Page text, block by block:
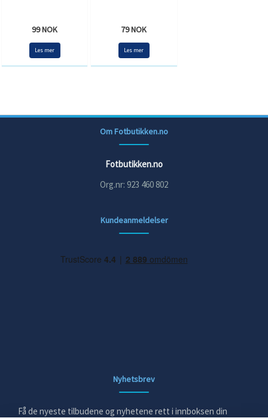
99 NOK
Les mer
79 NOK
Les mer
Om Fotbutikken.no
Fotbutikken.no
Org.nr: 923 460 802
Kundeanmeldelser
Nyhetsbrev
Få de nyeste tilbudene og nyhetene rett i innboksen din